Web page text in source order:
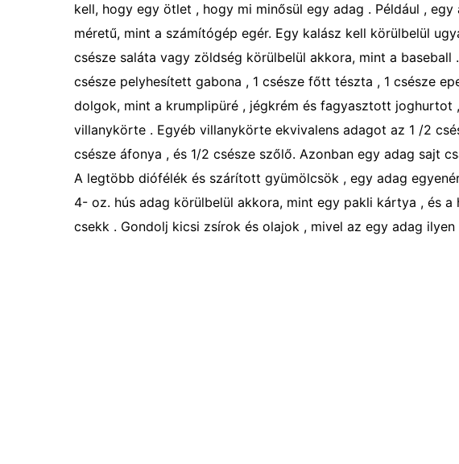
kell, hogy egy ötlet , hogy mi minősül egy adag . Például ,
méretű, mint a számítógép egér. Egy kalász kell körülbelül
csésze saláta vagy zöldség körülbelül akkora, mint a baseball
csésze pelyhesített gabona , 1 csésze főtt tészta , 1 csésze
dolgok, mint a krumplipüré , jégkrém és fagyasztott joghurtot
villanykörte . Egyéb villanykörte ekvivalens adagot az 1 /2
csésze áfonya , és 1/2 csésze szőlő. Azonban egy adag sajt
A legtöbb diófélék és szárított gyümölcsök , egy adag
4- oz. hús adag körülbelül akkora, mint egy pakli kártya , és
csekk . Gondolj kicsi zsírok és olajok , mivel az egy adag